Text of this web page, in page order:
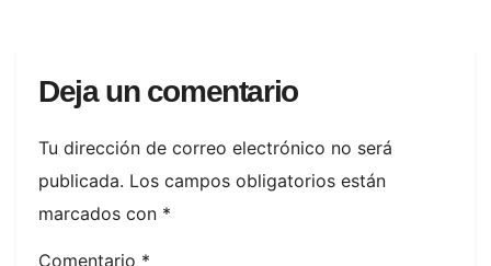
Deja un comentario
Tu dirección de correo electrónico no será
publicada. Los campos obligatorios están
marcados con *
Comentario *